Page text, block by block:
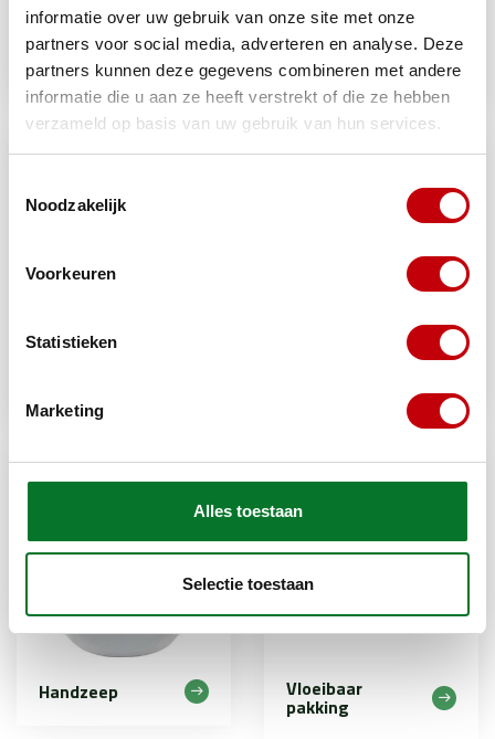
informatie over uw gebruik van onze site met onze
partners voor social media, adverteren en analyse. Deze
partners kunnen deze gegevens combineren met andere
informatie die u aan ze heeft verstrekt of die ze hebben
verzameld op basis van uw gebruik van hun services.
Noodzakelijk
Voorkeuren
Statistieken
Marketing
Alles toestaan
Selectie toestaan
Koelvloeistof Kleppen reiniger
/ slijppasta
Handzeep Vloeibaar
pakking